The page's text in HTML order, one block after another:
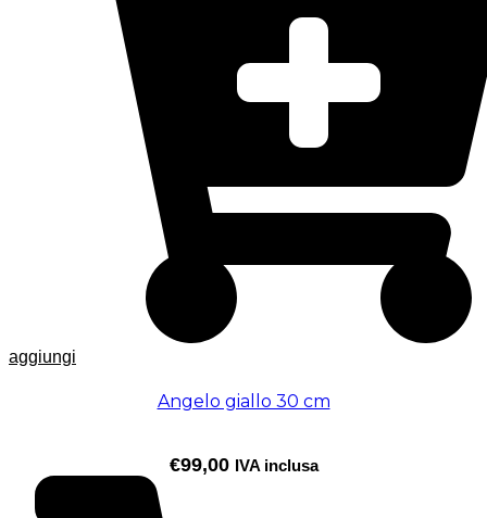
aggiungi
Angelo giallo 30 cm
€99,00 IVA inclusa